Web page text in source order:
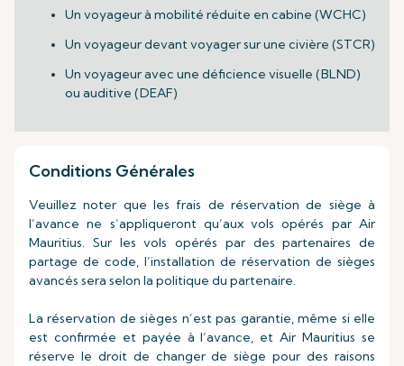
Un voyageur à mobilité réduite en cabine (WCHC)
Un voyageur devant voyager sur une civière (STCR)
Un voyageur avec une déficience visuelle (BLND)
ou auditive (DEAF)
Conditions Générales
Veuillez noter que les frais de réservation de siège à
l’avance ne s’appliqueront qu’aux vols opérés par Air
Mauritius. Sur les vols opérés par des partenaires de
partage de code, l’installation de réservation de sièges
avancés sera selon la politique du partenaire.
La réservation de sièges n’est pas garantie, même si elle
est confirmée et payée à l’avance, et Air Mauritius se
réserve le droit de changer de siège pour des raisons